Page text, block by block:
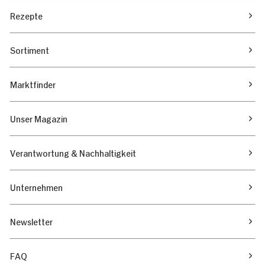
Rezepte
Sortiment
Marktfinder
Unser Magazin
Verantwortung & Nachhaltigkeit
Unternehmen
Newsletter
FAQ